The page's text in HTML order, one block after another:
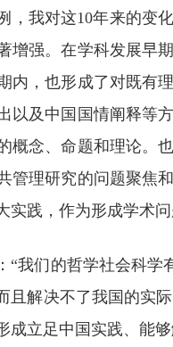
，我对这10年来的变
增强。在学科发展早
内，也形成了对既有
以及中国国情阐释等
概念、命题和理论。
管理研究的问题聚焦
实践，作为形成学术
“我们的哲学社会科
且解决不了我国的实
成立足中国实践、能